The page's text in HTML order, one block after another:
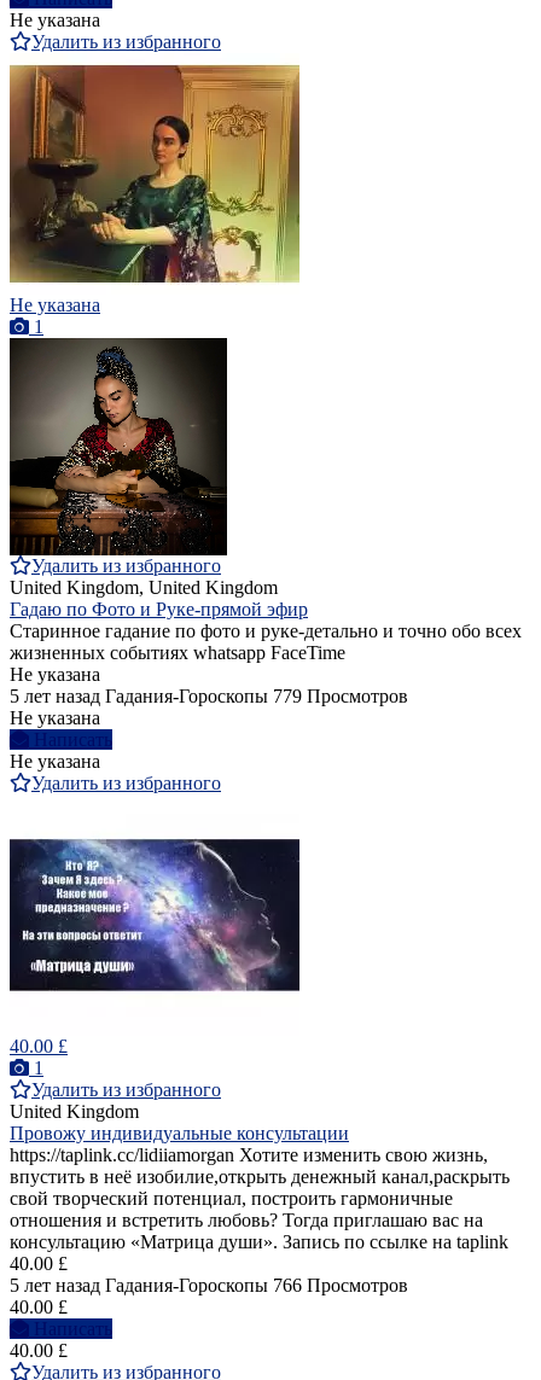
Не указана
Удалить из избранного
Не указана
1
Удалить из избранного
United Kingdom, United Kingdom
Гадаю по Фото и Руке-прямой эфир
Старинное гадание по фото и руке-детально и точно обо всех
жизненных событиях whatsapp FaceTime
Не указана
5 лет назад Гадания-Гороскопы 779 Просмотров
Не указана
Написать
Не указана
Удалить из избранного
40.00 £
1
Удалить из избранного
United Kingdom
Провожу индивидуальные консультации
https://taplink.cc/lidiiamorgan Хотите изменить свою жизнь,
впустить в неё изобилие,открыть денежный канал,раскрыть
свой творческий потенциал, построить гармоничные
отношения и встретить любовь? Тогда приглашаю вас на
консультацию «Матрица души». Запись по ссылке на taplink
40.00 £
5 лет назад Гадания-Гороскопы 766 Просмотров
40.00 £
Написать
40.00 £
Удалить из избранного